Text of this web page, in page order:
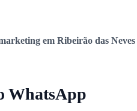
em Ribeirão das Neves
WhatsApp